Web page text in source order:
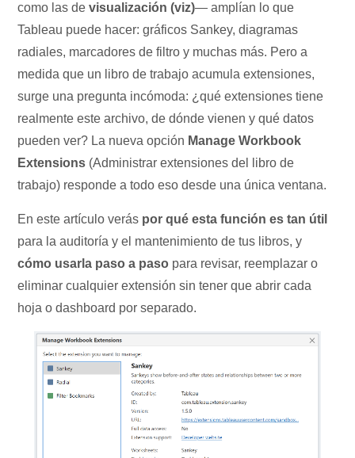
como las devisualización (viz)— amplían lo que
Tableau puede hacer: gráficos Sankey, diagramas
radiales, marcadores de filtro y muchas más. Pero a
medida que un libro de trabajo acumula extensiones,
surge una pregunta incómoda: ¿qué extensiones tiene
realmente este archivo, de dónde vienen y qué datos
pueden ver? La nueva opción Manage Workbook
Extensions (Administrar extensiones del libro de
trabajo) responde a todo eso desde una única ventana.
En este artículo verás por qué esta función es tan útil
para la auditoría y el mantenimiento de tus libros, y
cómo usarla paso a paso para revisar, reemplazar o
eliminar cualquier extensión sin tener que abrir cada
hoja o dashboard por separado.